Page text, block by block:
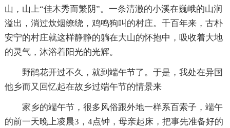
山，山上“佳木秀而繁阴”。一条清澈的小溪在巍峨的山涧
溢出，淌过炊烟缭绕，鸡鸣狗叫的村庄。千百年来，古朴
安宁的村庄就这样静静的躺在大山的怀抱中，吸收着大地
的灵气，沐浴着阳光的光辉。
野鹃花开过不久，就到端午节了。于是，我处在异国
他乡而又回忆起在故乡过端午节的情景来
家乡的端午节，很多风俗跟外地一样系百索子，端午
的前一天晚上凌晨3，4点钟，母亲起床，把事先准备好的